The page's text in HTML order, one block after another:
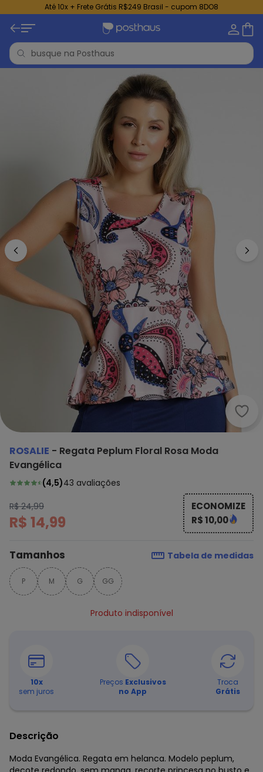
Até 10x + Frete Grátis R$249 Brasil - cupom 8DO8
ROSALIE - Regata Peplum Floral Rosa Moda
Evangélica
(4,5)43 avaliações
R$ 24,99
R$ 14,99
ECONOMIZE
R$ 10,00
Tamanhos Tabela de medidas
P M G GG
Produto indisponível
10x
sem juros
Preços Exclusivos
no App
Troca
Grátis
Descrição
Moda Evangélica. Regata em helanca. Modelo peplum,